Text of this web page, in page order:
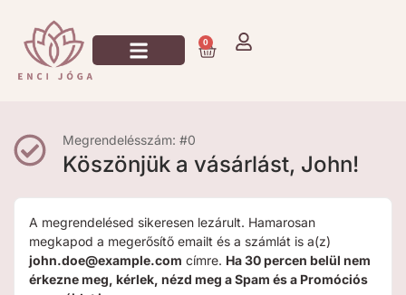
0
Megrendelésszám: #0
Köszönjük a vásárlást, John!
A megrendelésed sikeresen lezárult. Hamarosan
megkapod a megerősítő emailt és a számlát is a(z)
john.doe@example.com címre. Ha 30 percen belül nem
érkezne meg, kérlek, nézd meg a Spam és a Promóciós